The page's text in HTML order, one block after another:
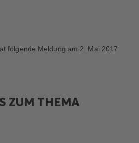
folgende Meldung am 2. Mai 2017
ZUM THEMA